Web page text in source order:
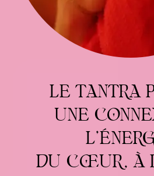
LE TANTRA
UNE
DU CŒUR, À